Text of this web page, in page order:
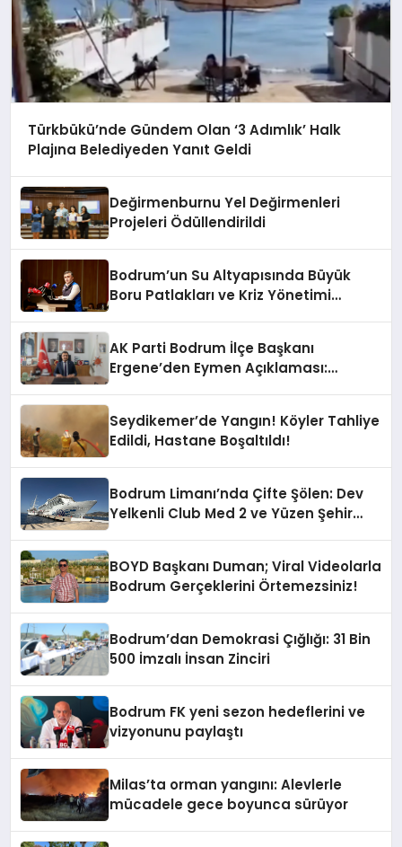
Türkbükü’nde Gündem Olan ‘3 Adımlık’ Halk
Plajına Belediyeden Yanıt Geldi
Değirmenburnu Yel Değirmenleri
Projeleri Ödüllendirildi
Bodrum’un Su Altyapısında Büyük
Boru Patlakları ve Kriz Yönetimi
AK Parti Bodrum İlçe Başkanı
Ergene’den Eymen Açıklaması:
Seydikemer’de Yangın! Köyler Tahliye
Edildi, Hastane Boşaltıldı!
Bodrum Limanı’nda Çifte Şölen: Dev
Yelkenli Club Med 2 ve Yüzen Şehir
BOYD Başkanı Duman; Viral Videolarla
Bodrum Gerçeklerini Örtemezsiniz!
Bodrum’dan Demokrasi Çığlığı: 31 Bin
500 İmzalı İnsan Zinciri
Bodrum FK yeni sezon hedeflerini ve
vizyonunu paylaştı
Milas’ta orman yangını: Alevlerle
mücadele gece boyunca sürüyor